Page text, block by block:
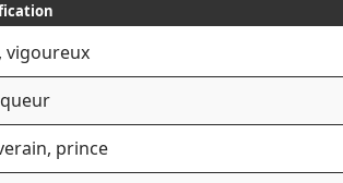
vigoureux
prince